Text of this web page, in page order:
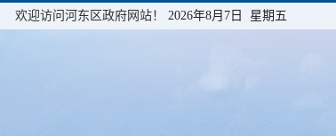
欢迎访问河东区政府网站！ 2026年8月7日 星期五